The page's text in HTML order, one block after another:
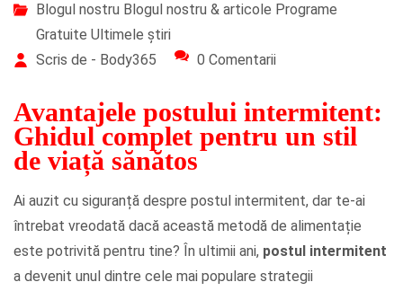
Blogul nostru Blogul nostru & articole Programe
Gratuite Ultimele știri
Scris de - Body365
0 Comentarii
Avantajele postului intermitent:
Ghidul complet pentru un stil
de viață sănătos
Ai auzit cu siguranță despre postul intermitent, dar te-ai
întrebat vreodată dacă această metodă de alimentație
este potrivită pentru tine? În ultimii ani, postul intermitent
a devenit unul dintre cele mai populare strategii